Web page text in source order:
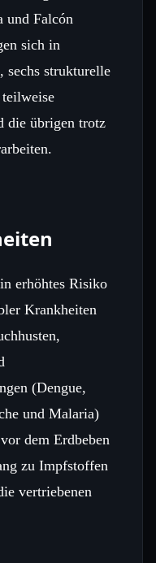
und Falcón
sich in
sechs strukturelle
teilweise
die übrigen trotz
erhöhtes Risiko
Krankheiten
(Dengue,
und Malaria)
dem Erdbeben
zu Impfstoffen
vertriebenen